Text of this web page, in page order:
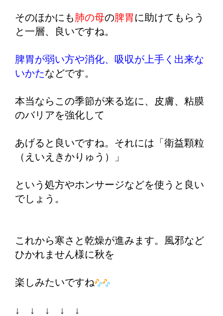
そのほかにも 肺の母の脾胃 に助けてもらう
と一層、良いですね。
脾胃が弱い方や消化、吸収が上手く出来な
いかたなどです。
本当ならこの季節が来る迄に、皮膚、粘膜
のバリアを強化して
あげると良いですね。それには「衛益顆粒
（えいえきかりゅう）」
という処方やホンサージなどを使うと良い
でしょう。
これから寒さと乾燥が進みます。風邪など
ひかれません様に秋を
楽しみたいですね
↓ ↓ ↓ ↓ ↓